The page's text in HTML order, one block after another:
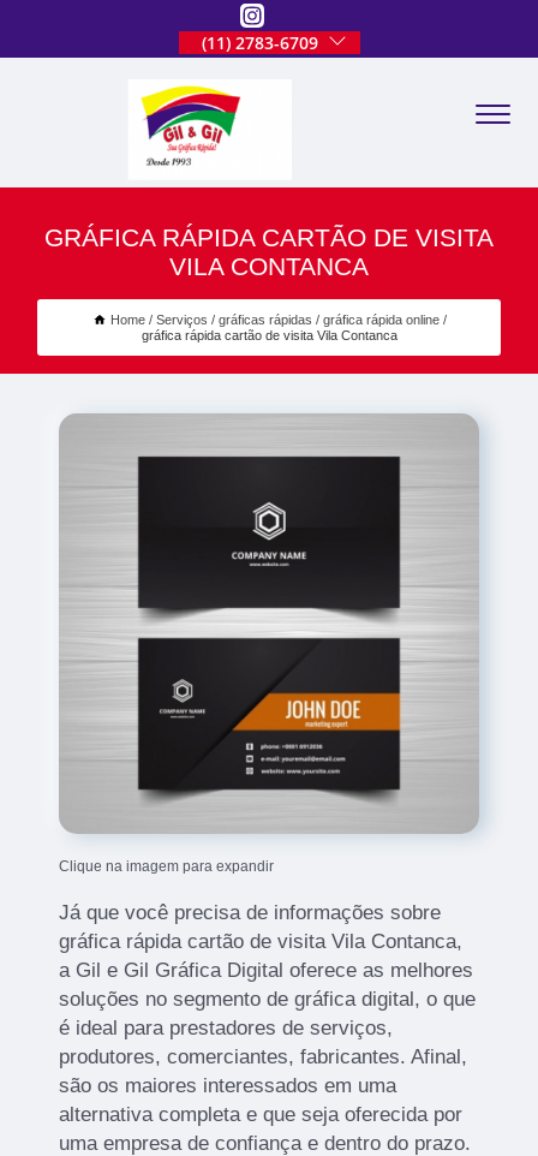
(11) 2783-6709
GRÁFICA RÁPIDA CARTÃO DE VISITA
VILA CONTANCA
Home Serviços gráficas rápidas
gráfica rápida online
gráfica rápida cartão de visita Vila Contanca
Clique na imagem para expandir
Já que você precisa de informações sobre
gráfica rápida cartão de visita Vila Contanca,
a Gil e Gil Gráfica Digital oferece as melhores
soluções no segmento de gráfica digital, o que
é ideal para prestadores de serviços,
produtores, comerciantes, fabricantes. Afinal,
são os maiores interessados em uma
alternativa completa e que seja oferecida por
uma empresa de confiança e dentro do prazo.